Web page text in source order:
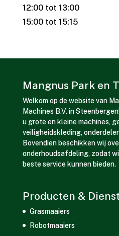
12:00 tot 13:00
15:00 tot 15:15
Mangnus Park en
Welkom op de website van
Machines B.V. in
u grote en kleine machines,
veiligheidskleding,
Bovendien beschikken wij
onderhoudsafdeling, zodat
beste service kunnen bieden.
Producten &
Grasmaaiers
Robotmaaiers